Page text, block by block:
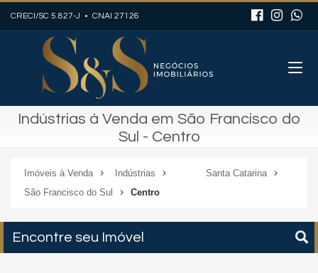
CRECI/SC 5.827-J • CNAI 27126
Indústrias à Venda em São Francisco do
Sul - Centro
Imóveis à Venda Indústrias
Santa Catarina
São Francisco do Sul
Centro
Encontre seu Imóvel